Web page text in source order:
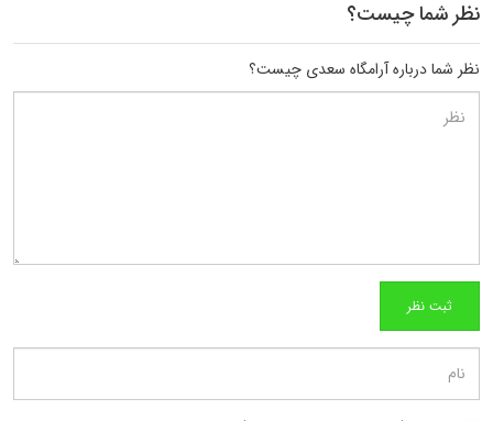
نظر شما چیست؟
نظر شما درباره آرامگاه سعدی چیست؟